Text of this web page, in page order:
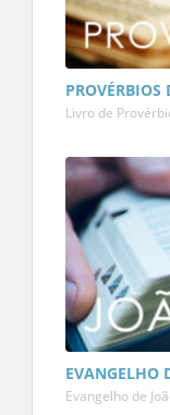
Livro de
EVANGELHO
Evangelho de